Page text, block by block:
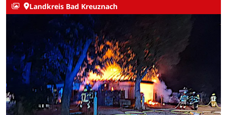
Landkreis Bad Kreuznach